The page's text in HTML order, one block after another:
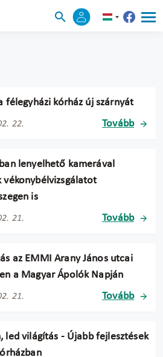
félegyházi kórház új szárnyát
22. Tovább
lenyelhető kamerával
vékonybélvizsgálatot
is
21. Tovább
az EMMI Arany János utcai
a Magyar Ápolók Napján
21. Tovább
led világítás - Újabb fejlesztések